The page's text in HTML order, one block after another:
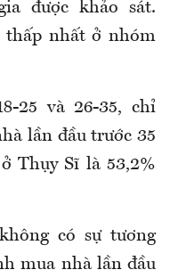
được khảo sát.
thấp nhất ở nhóm
25 và 26-35, chỉ
lần đầu trước 35
Thụy Sĩ là 53,2%
có sự tương
mua nhà lần đầu